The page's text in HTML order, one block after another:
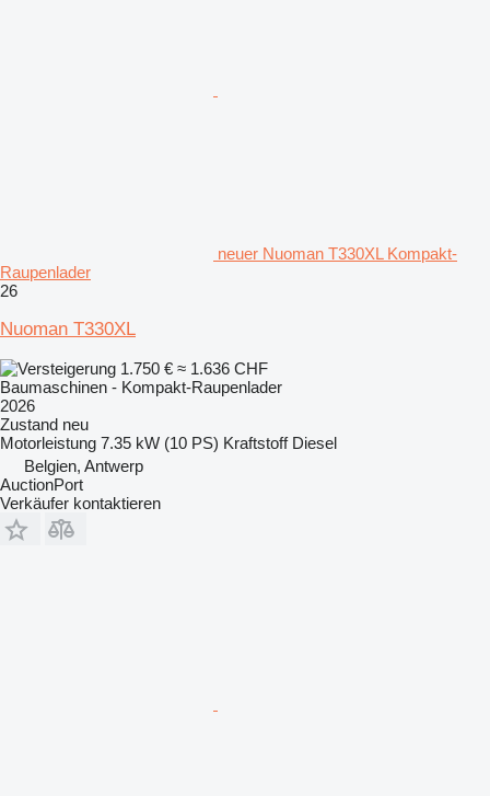
neuer Nuoman T330XL Kompakt-
Raupenlader
26
Nuoman T330XL
1.750 € ≈ 1.636 CHF
Baumaschinen - Kompakt-Raupenlader
2026
Zustand neu
Motorleistung 7.35 kW (10 PS) Kraftstoff Diesel
Belgien, Antwerp
AuctionPort
Verkäufer kontaktieren